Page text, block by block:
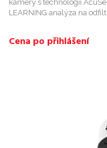
kamery s technologií
LEARNING analýza na
Cena po přihlášení